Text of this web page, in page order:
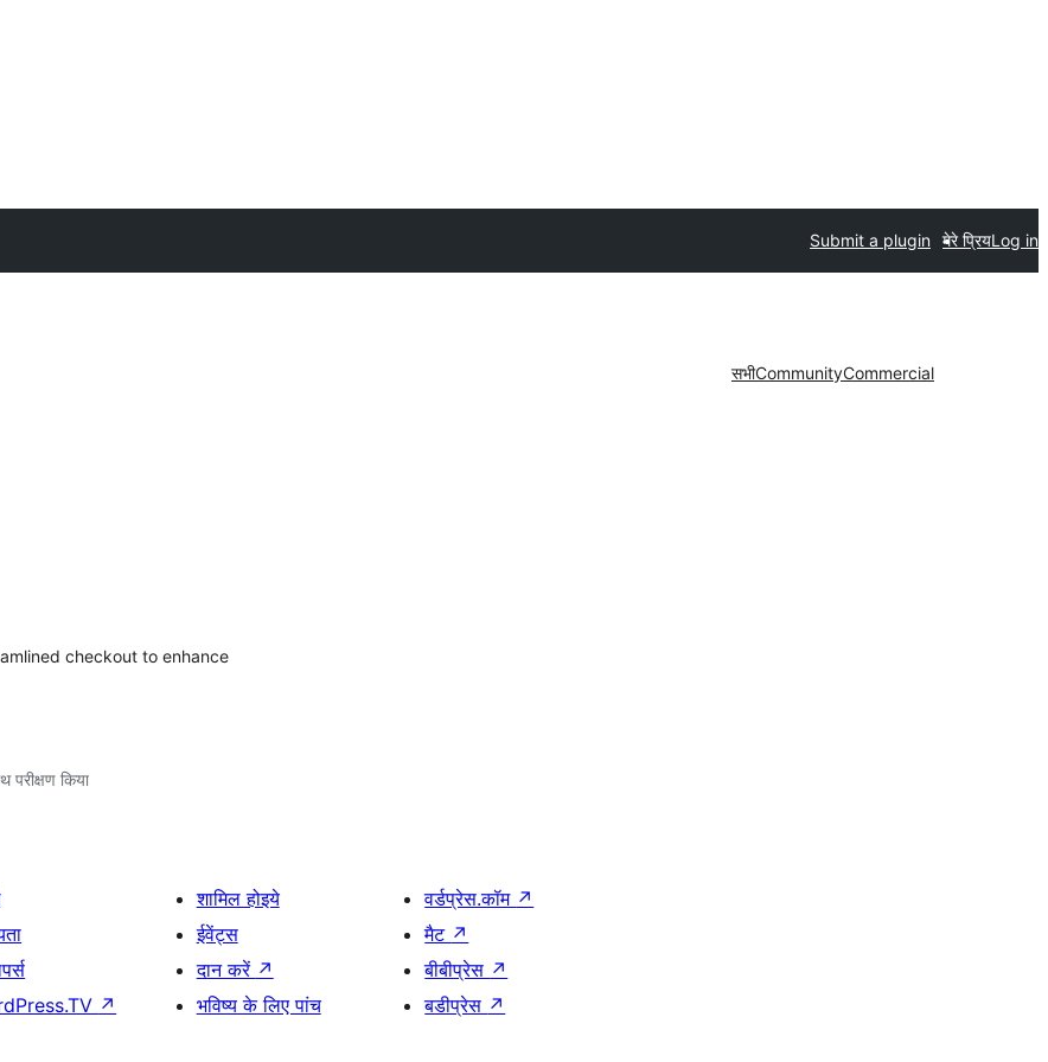
Submit a plugin मेरे प्रियLog in
सभीCommunityCommercial
checkout to enhance
किया
↗
शामिल होइये
ईवेंट्स
दान करें ↗
भविष्य के लिए पांच
वर्डप्रेस.कॉम ↗
मैट ↗
बीबीप्रेस ↗
बडीप्रेस ↗